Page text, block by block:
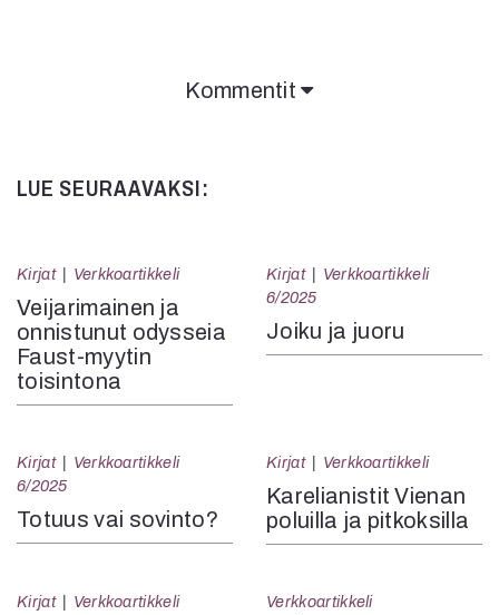
Kommentit
LUE SEURAAVAKSI:
Kirjat Verkkoartikkeli
Veijarimainen ja
onnistunut odysseia
Faust-myytin
toisintona
Kirjat
Verkkoartikkeli
6/2025
Joiku ja juoru
Kirjat
Verkkoartikkeli
6/2025
Totuus vai sovinto?
Kirjat Verkkoartikkeli
Karelianistit Vienan
poluilla ja pitkoksilla
Kirjat Verkkoartikkeli
Verkkoartikkeli